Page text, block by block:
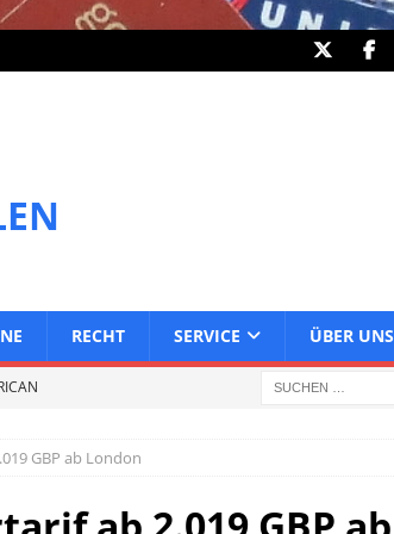
RECHT SERVICE ÜBER UNS
GBP ab London